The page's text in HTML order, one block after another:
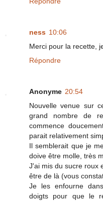
ness 10:06
Merci pour la recette,
Répondre
Anonyme 20:54
Nouvelle venue sur
grand nombre de
commence
parait relativement
Il semblerait que je
doive être molle, très
J'ai mis du sucre roux
être de là (vous
Je les enfourne
doigts pour que le